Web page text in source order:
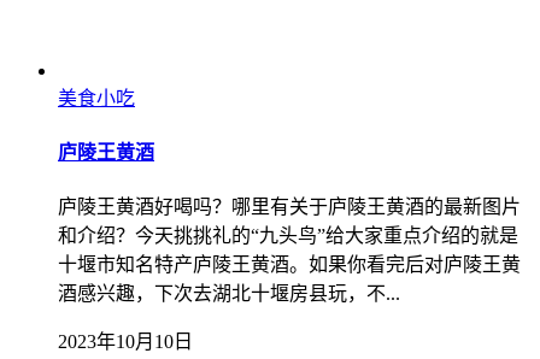
美食小吃
庐陵王黄酒
庐陵王黄酒好喝吗？哪里有关于庐陵王黄酒的最新图片
和介绍？今天挑挑礼的“九头鸟”给大家重点介绍的就是
十堰市知名特产庐陵王黄酒。如果你看完后对庐陵王黄
酒感兴趣，下次去湖北十堰房县玩，不...
2023年10月10日